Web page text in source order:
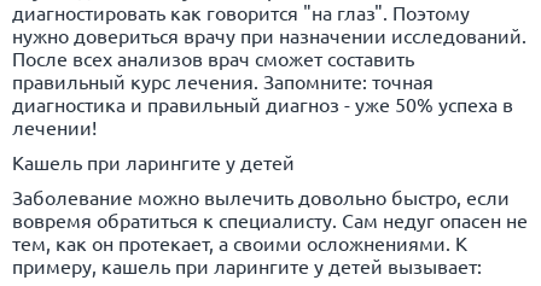
диагностировать как говорится "на глаз". Поэтому
нужно довериться врачу при назначении исследований.
После всех анализов врач сможет составить
правильный курс лечения. Запомните: точная
диагностика и правильный диагноз - уже 50% успеха в
лечении!
Кашель при ларингите у детей
Заболевание можно вылечить довольно быстро, если
вовремя обратиться к специалисту. Сам недуг опасен не
тем, как он протекает, а своими осложнениями. К
примеру, кашель при ларингите у детей вызывает: